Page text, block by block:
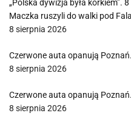
„Polska dywizja była korkiem”.
Maczka ruszyli do walki pod
8 sierpnia 2026
Czerwone auta opanują
8 sierpnia 2026
Czerwone auta opanują
8 sierpnia 2026